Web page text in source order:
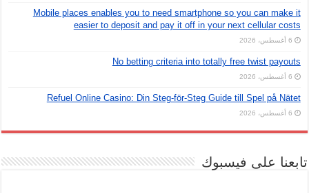
Mobile places enables you to need smartphone so you can make it
easier to deposit and pay it off in your next cellular costs
6 أغسطس، 2026
No betting criteria into totally free twist payouts
6 أغسطس، 2026
Refuel Online Casino: Din Steg-för-Steg Guide till Spel på Nätet
6 أغسطس، 2026
تابعنا على فيسبوك